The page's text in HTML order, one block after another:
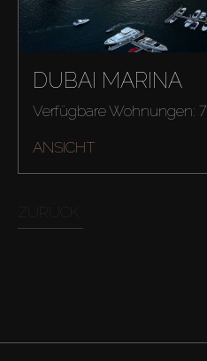
Kaufen
Miete
Verkaufen
Agenten
DUBAI MARINA
Verfügbare Wohnungen: 7
ANSICHT